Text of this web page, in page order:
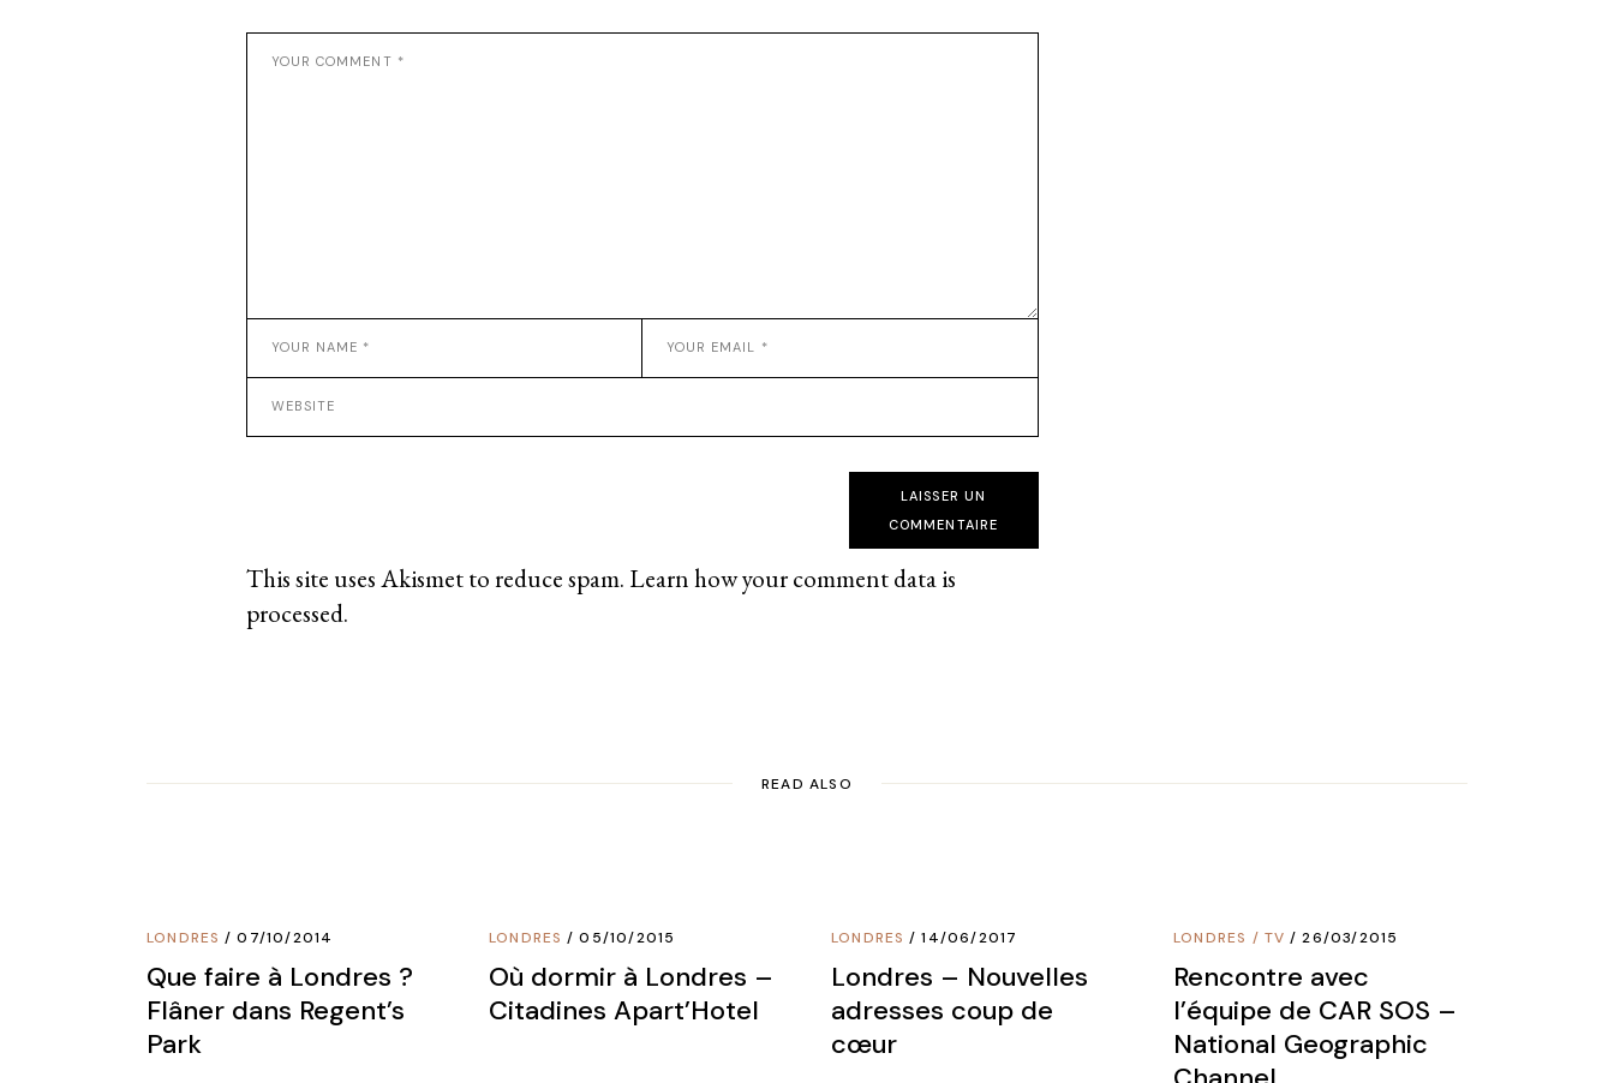
LAISSER UN
COMMENTAIRE
This site uses Akismet to reduce spam. Learn how your comment data is
processed.
READ ALSO
LONDRES 07/10/2014
Que faire à Londres ?
Flâner dans Regent’s
Park
LONDRES 05/10/2015
Où dormir à Londres –
Citadines Apart’Hotel
LONDRES 14/06/2017
Londres – Nouvelles
adresses coup de
cœur
LONDRES /TV 26/03/2015
Rencontre avec
l’équipe de CAR SOS –
National Geographic